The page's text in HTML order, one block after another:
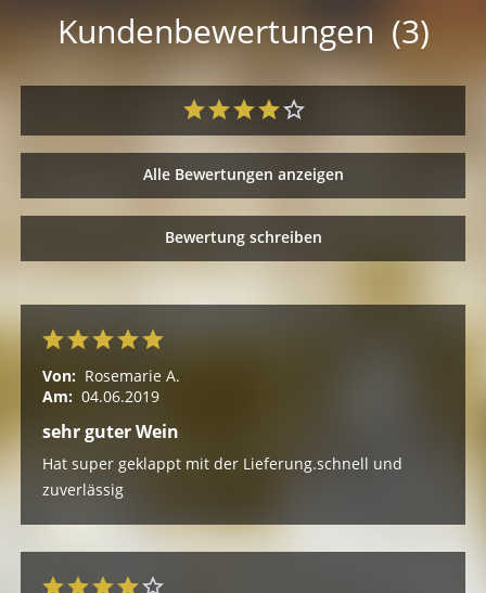
Kundenbewertungen (3)
Alle Bewertungen anzeigen
Bewertung schreiben
Von: Rosemarie A.
Am: 04.06.2019
sehr guter Wein
Hat super geklappt mit der Lieferung.schnell und
zuverlässig